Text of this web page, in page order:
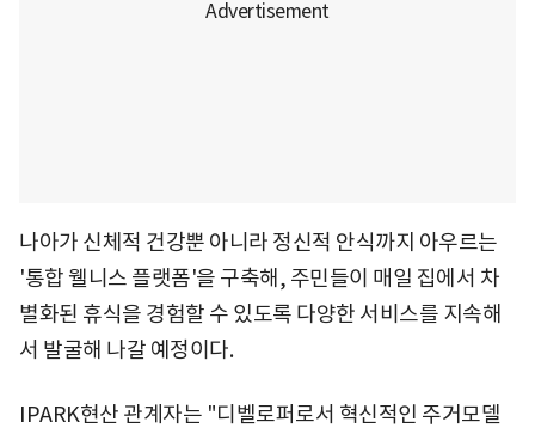
나아가 신체적 건강뿐 아니라 정신적 안식까지 아우르는
'통합 웰니스 플랫폼'을 구축해, 주민들이 매일 집에서 차
별화된 휴식을 경험할 수 있도록 다양한 서비스를 지속해
서 발굴해 나갈 예정이다.
IPARK현산 관계자는 "디벨로퍼로서 혁신적인 주거모델